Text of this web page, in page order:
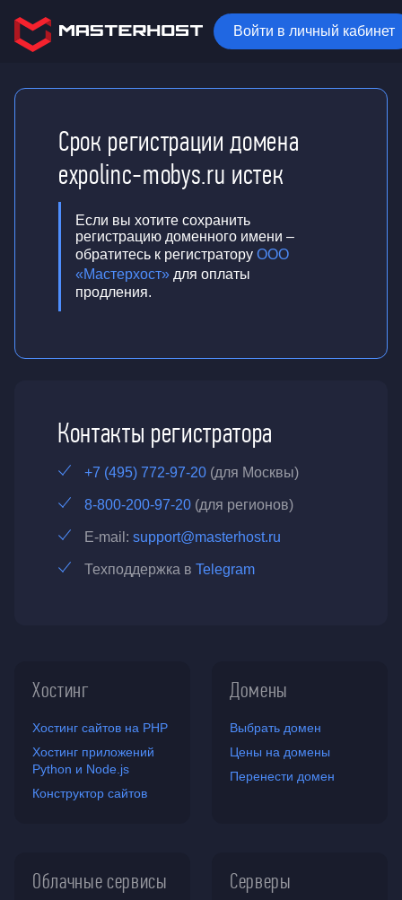
Войти в личный кабинет
Срок регистрации домена
expolinc-mobys.ru истек
Если вы хотите сохранить
регистрацию доменного имени –
обратитесь к регистратору ООО
«Мастерхост» для оплаты
продления.
Контакты регистратора
+7 (495) 772-97-20 (для Москвы)
8-800-200-97-20 (для регионов)
E-mail: support@masterhost.ru
Техподдержка в Telegram
Хостинг
Хостинг сайтов на PHP
Хостинг приложений
Python и Node.js
Конструктор сайтов
Домены
Выбрать домен
Цены на домены
Перенести домен
Облачные сервисы Серверы